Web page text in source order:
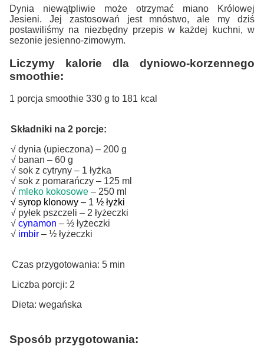
Dynia niewątpliwie może otrzymać miano Królowej
Jesieni. Jej zastosowań jest mnóstwo, ale my dziś
postawiliśmy na niezbędny przepis w każdej kuchni, w
sezonie jesienno-zimowym.
Liczymy kalorie dla dyniowo-korzennego
smoothie:
1 porcja smoothie 330 g to 181 kcal
Składniki na 2 porcje:
√ dynia (upieczona) – 200 g
√ banan – 60 g
√ sok z cytryny – 1 łyżka
√ sok z pomarańczy – 125 ml
√ mleko kokosowe – 250 ml
√ syrop klonowy – 1 ½ łyżki
√ pyłek pszczeli – 2 łyżeczki
√ cynamon – ½ łyżeczki
√ imbir – ½ łyżeczki
Czas przygotowania: 5 min
Liczba porcji: 2
Dieta: wegańska
Sposób przygotowania: